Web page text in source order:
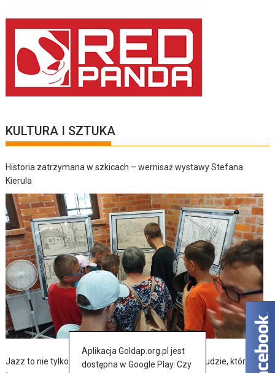
KULTURA I SZTUKA
Historia zatrzymana w szkicach – wernisaż wystawy Stefana
Kierula
Jazz to nie tylko muzyka – to także historia, pasja i ludzie, którzy ją
Aplikacja Goldap.org.pl jest
dostępna w Google Play. Czy